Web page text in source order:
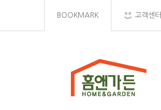
BOOKMARK 고객센터